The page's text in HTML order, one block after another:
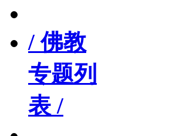
/ 佛教
专题列
表 /